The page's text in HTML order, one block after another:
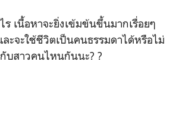
เนื้อหาจะยิ่งเข้มข้นขึ้นมากเรื่อยๆ
ะจะใช้ชีวิตเป็นคนธรรมดาได้หรือไม่
บสาวคนไหนกันนะ? ?